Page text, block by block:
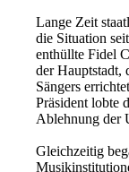
Lange Zeit
die Situation
enthüllte Fidel
der Hauptstadt,
Sängers
Präsident lobte
Ablehnung der
Gleichzeitig